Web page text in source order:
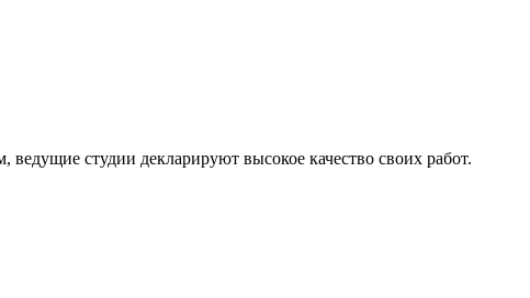
студии декларируют высокое качество своих работ.